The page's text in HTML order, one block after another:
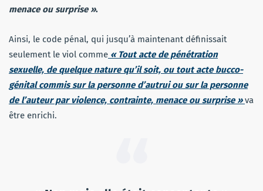
menace ou surprise ».
Ainsi, le code pénal, qui jusqu’à maintenant définissait
seulement le viol comme « Tout acte de pénétration
sexuelle, de quelque nature qu’il soit, ou tout acte bucco-
génital commis sur la personne d’autrui ou sur la personne
de l’auteur par violence, contrainte, menace ou surprise » va
être enrichi.